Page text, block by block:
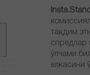
тақдим
спредлар
ўлчами
елкасини